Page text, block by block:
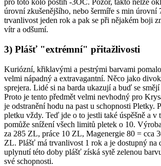
pro toto kolo postih -3OČ. Pozor, takto nelze
úrovní zkušenějšího, nebo šermíře s min úrovní
trvanlivost jeden rok a pak se při nějakém boji
vítr a odšumí.
3) Plášť "extrémní" přitažlivosti
Kuriózní, křiklavými a pestrými barvami
velmi nápadný a extravagantní. Něco jako
sprejera. Lidé si na barda ukazují a buď se
Proto je tento předmět velmi nevhodný pro
je odstranění hodu na past u schopnosti Pletky.
pletku vždy. Teď jde o to jestli také úspěšně a v
pomůže snížení všech limitů pletek o 10.
za 285 ZL, práce 10 ZL, Magenergie 80 = cca
ZL. Plášť má trvanlivost 1 rok a je dostupný na
uplynutí této doby plášť získá sytě zelenou
své schopnosti.